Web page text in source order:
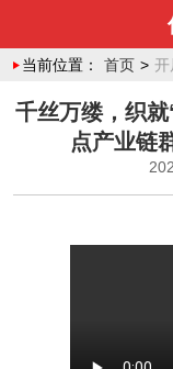
当前位置： 首页 > 开
千丝万缕，织
点产业链